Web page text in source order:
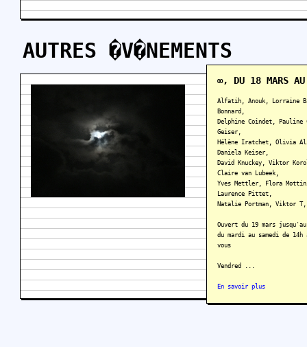
AUTRES �V�NEMENTS
∞, DU 18 MARS AU
Alfatih, Anouk, Lorraine
Bonnard,
Delphine Coindet,
Geiser,
Hélène Iratchet, Olivia
Daniela Keiser,
David Knuckey, Viktor
Claire van Lubeek,
Yves Mettler, Flora
Laurence Pittet,
Natalie Portman, Viktor
Ouvert du 19 mars
du mardi au samedi de
vous
Vendred ...
En savoir plus